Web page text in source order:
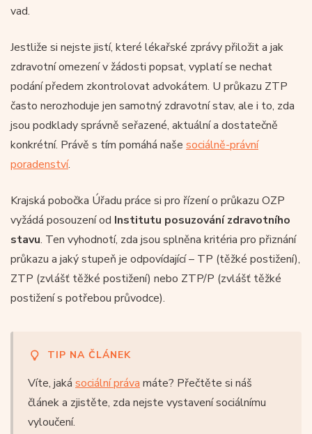
vad.
Jestliže si nejste jistí, které lékařské zprávy přiložit a jak
zdravotní omezení v žádosti popsat, vyplatí se nechat
podání předem zkontrolovat advokátem. U průkazu ZTP
často nerozhoduje jen samotný zdravotní stav, ale i to, zda
jsou podklady správně seřazené, aktuální a dostatečně
konkrétní. Právě s tím pomáhá naše sociálně-právní
poradenství.
Krajská pobočka Úřadu práce si pro řízení o průkazu OZP
vyžádá posouzení od Institutu posuzování zdravotního
stavu. Ten vyhodnotí, zda jsou splněna kritéria pro přiznání
průkazu a jaký stupeň je odpovídající – TP (těžké postižení),
ZTP (zvlášť těžké postižení) nebo ZTP/P (zvlášť těžké
postižení s potřebou průvodce).
TIP NA ČLÁNEK
Víte, jaká sociální práva máte? Přečtěte si náš
článek a zjistěte, zda nejste vystavení sociálnímu
vyloučení.